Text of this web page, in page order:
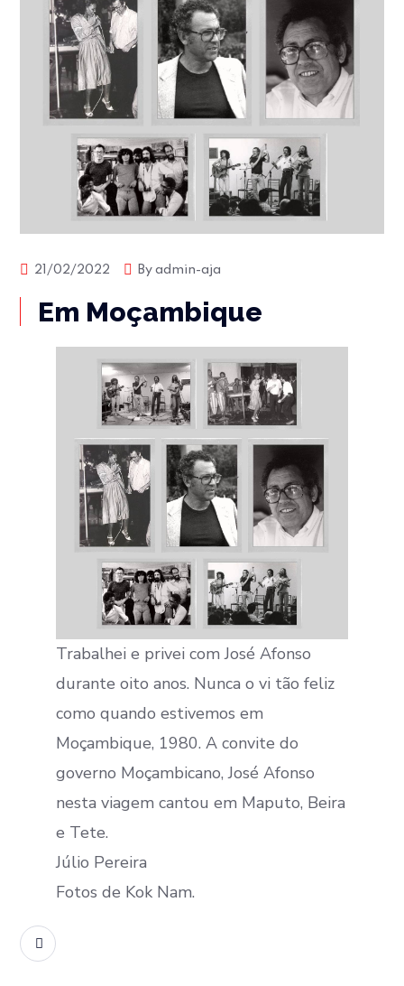
21/02/2022 Byadmin-aja
Em Moçambique
Trabalhei e privei com José Afonso
durante oito anos. Nunca o vi tão feliz
como quando estivemos em
Moçambique, 1980. A convite do
governo Moçambicano, José Afonso
nesta viagem cantou em Maputo, Beira
e Tete.
Júlio Pereira
Fotos de Kok Nam.